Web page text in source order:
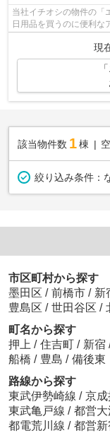
当社イチオシの物件の「
日用品を買うのに便利な
現
該当物件数 1棟
絞り込み条件：
市区町村から探す
墨田区 / 前橋市 / 新
豊島区 / 世田谷区 /
町名から探す
押上 / 住吉町 / 新宿
船橋 / 豊島 / 備後東
路線から探す
東武伊勢崎線 / 京成
東武亀戸線 / 都営
都電荒川線 / 都営新